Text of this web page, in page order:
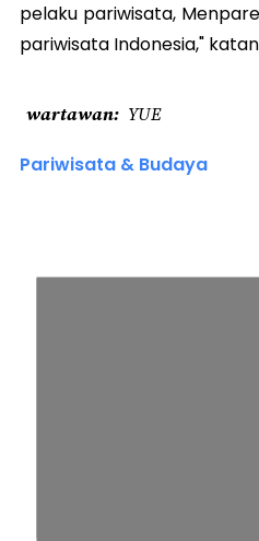
pelaku pariwisata,
pariwisata Indonesia,"
wartawan YUE
Pariwisata & Budaya